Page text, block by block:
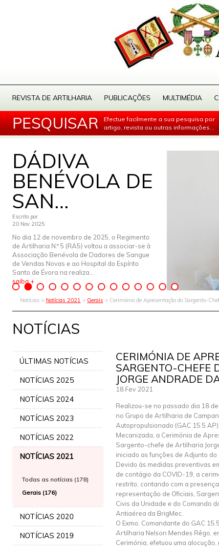
REVISTA DE ARTILHARIA PUBLICAÇÕES MULTIMÉDIA
PESQUISAR
Efectue facilmente a sua pesquisa por
artigo, revista ou outras informações...
DÁDIVA
BENÉVOLA DE
SAN...
Escrito por
20 Nov 2025
No dia 12 de novembro de 2025, o Regimento
de Artilharia N.º 5 (RA5) voltou a associar-se à
Associação Benévola de Dadores de Sangue
de Vendas Novas e ao Hospital do Espírito
Santo de Évora na realiza...
saiba +
Notícias > Notícias 2021 > Gerais > Cerimónia de Apresentação do Sargento-
NOTÍCIAS
ÚLTIMAS NOTÍCIAS
NOTÍCIAS 2025
NOTÍCIAS 2024
NOTÍCIAS 2023
NOTÍCIAS 2022
NOTÍCIAS 2021
Todas as notícias (178)
Gerais (176)
NOTÍCIAS 2020
NOTÍCIAS 2019
CERIMÓNIA DE
SARGENTO-CHEFE
JORGE ANDRADE
18 Fev 2021
Realizou-se no passado dia 18
no Grupo de Artilharia de
Autopropulsionado (GAC 15.5
Mecanizada, a Cerimónia de
Sargento-chefe de Artilharia
iniciado as funções de Adjunto
Devido às medidas preventivas
de contágio da COVID-19, a
restrito, contando com a
representação de Oficiais,
Civis da Unidade e do Comando
Antiaérea da BrigMec.
O Exmo. Comandante do GAC
Artilharia Nelson Mendes Rêgo,
Cerimónia, efetuou uma